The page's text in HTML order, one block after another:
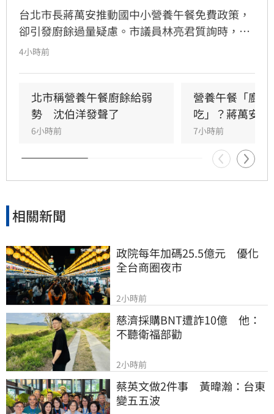
台北市長蔣萬安推動國中小營養午餐免費政策，
卻引發廚餘過量疑慮。市議員林亮君質詢時，教
育局長湯志民拋出將剩餘廚餘與剩食送交「食物
蔣市府就是欺凌弱勢的政府，「蔣萬安還有臉講
食安？」
4小時前
北市稱營養午餐廚餘給弱
勢　沈伯洋發聲了
6小時前
營養午餐「廚
吃」？蔣萬安回
7小時前
相關新聞
政院每年加碼25.5億元　優化
全台商圈夜市
2小時前
慈濟採購BNT遭詐10億　他：
不聽衛福部勸
2小時前
蔡英文做2件事　黃暐瀚：台東
變五五波